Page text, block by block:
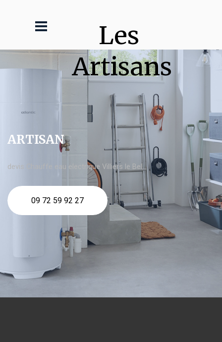
Les
Artisans
ARTISAN
devis Chauffe eau electrique Villiers le Bel
09 72 59 92 27